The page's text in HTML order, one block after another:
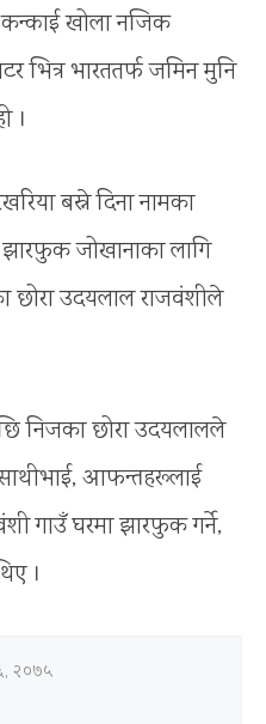
खोला नजिक
भित्र भारततर्फ जमिन मुनि
।
बस्ने दिना नामका
झारफुक जोखानाका लागि
छोरा उदयलाल राजवंशीले
निजका छोरा उदयलालले
आफन्तहरूलाई
गाउँ घरमा झारफुक गर्ने,
।
२०७५